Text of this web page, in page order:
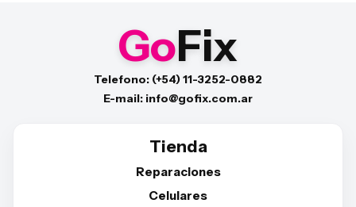
GoFix
Telefono: (+54) 11-3252-0882
E-mail: info@gofix.com.ar
Tienda
Reparaciones
Celulares